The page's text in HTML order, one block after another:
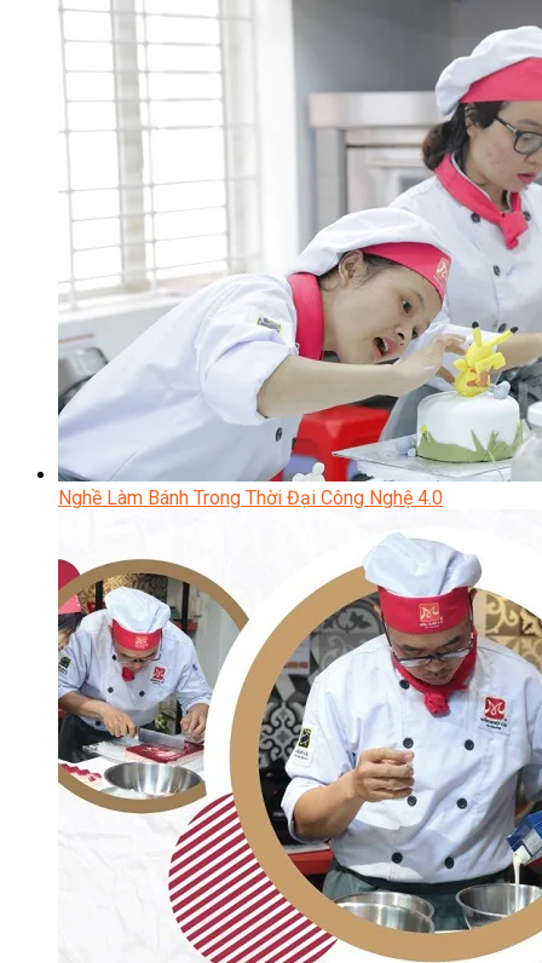
Nghề Làm Bánh Trong Thời Đại Công Nghệ 4.0